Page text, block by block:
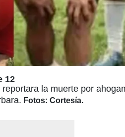
12
la muerte por
Fotos: Cortesía.